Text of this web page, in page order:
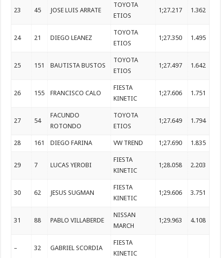
23 45 JOSE LUIS ARRATE
TOYOTA
ETIOS
1;27.217 1.362
24 21 DIEGO LEANEZ
TOYOTA
ETIOS
1;27.350 1.495
25 151 BAUTISTA BUSTOS
TOYOTA
ETIOS
1;27.497 1.642
26 155 FRANCISCO CALO
FIESTA
KINETIC
1;27.606 1.751
27 54
FACUNDO
ROTONDO
TOYOTA
ETIOS
1;27.649 1.794
28 161 DIEGO FARINA VW TREND 1;27.690 1.835
29 7 LUCAS YEROBI
FIESTA
KINETIC
1;28.058 2.203
30 62 JESUS SUGMAN
FIESTA
KINETIC
1;29.606 3.751
31 88 PABLO VILLABERDE
NISSAN
MARCH
1;29.963 4.108
– 32 GABRIEL SCORDIA
FIESTA
KINETIC